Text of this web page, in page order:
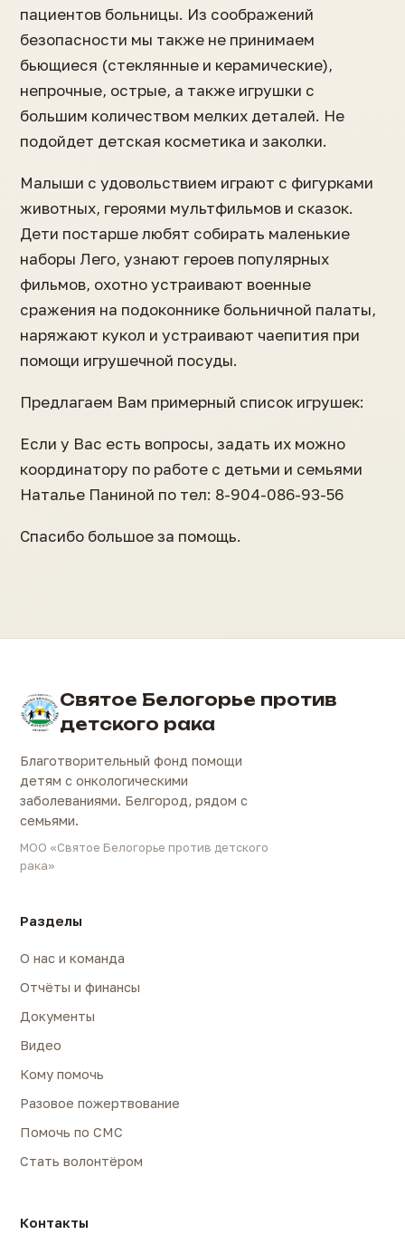
пациентов больницы. Из соображений
безопасности мы также не принимаем
бьющиеся (стеклянные и керамические),
непрочные, острые, а также игрушки с
большим количеством мелких деталей. Не
подойдет детская косметика и заколки.
Малыши с удовольствием играют с фигурками
животных, героями мультфильмов и сказок.
Дети постарше любят собирать маленькие
наборы Лего, узнают героев популярных
фильмов, охотно устраивают военные
сражения на подоконнике больничной палаты,
наряжают кукол и устраивают чаепития при
помощи игрушечной посуды.
Предлагаем Вам примерный список игрушек:
Если у Вас есть вопросы, задать их можно
координатору по работе с детьми и семьями
Наталье Паниной по тел: 8-904-086-93-56
Спасибо большое за помощь.
Святое Белогорье против
детского рака
Благотворительный фонд помощи
детям с онкологическими
заболеваниями. Белгород, рядом с
семьями.
МОО «Святое Белогорье против детского
рака»
Разделы
О нас и команда
Отчёты и финансы
Документы
Видео
Кому помочь
Разовое пожертвование
Помочь по СМС
Стать волонтёром
Контакты